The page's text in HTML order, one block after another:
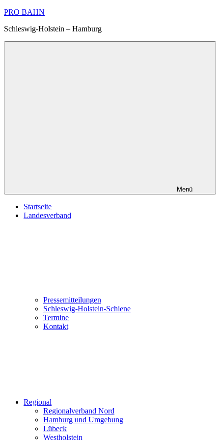
Zum
springen
PRO BAHN
Schleswig-Holstein – Hamburg
Menü
Startseite
Landesverband
Pressemitteilungen
Schleswig-Holstein-Schiene
Termine
Kontakt
Regional
Regionalverband Nord
Hamburg und Umgebung
Lübeck
Westholstein